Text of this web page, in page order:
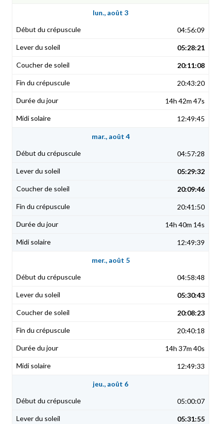
lun., août 3
04:56:09
05:28:21
20:11:08
20:43:20
14h 42m 47s
12:49:45
mar., août 4
04:57:28
05:29:32
20:09:46
20:41:50
14h 40m 14s
12:49:39
mer., août 5
04:58:48
05:30:43
20:08:23
20:40:18
14h 37m 40s
12:49:33
jeu., août 6
05:00:07
05:31:55